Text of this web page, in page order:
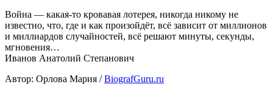
Война — какая-то кровавая лотерея, никогда никому не
известно, что, где и как произойдёт, всё зависит от миллионов
и миллиардов случайностей, всё решают минуты, секунды,
мгновения…
Иванов Анатолий Степанович
Автор: Орлова Мария /BiografGuru.ru